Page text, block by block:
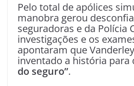
Pelo total de apólices
manobra gerou
seguradoras e da Polícia
investigações e os
apontaram que
inventado a história para
do seguro”.